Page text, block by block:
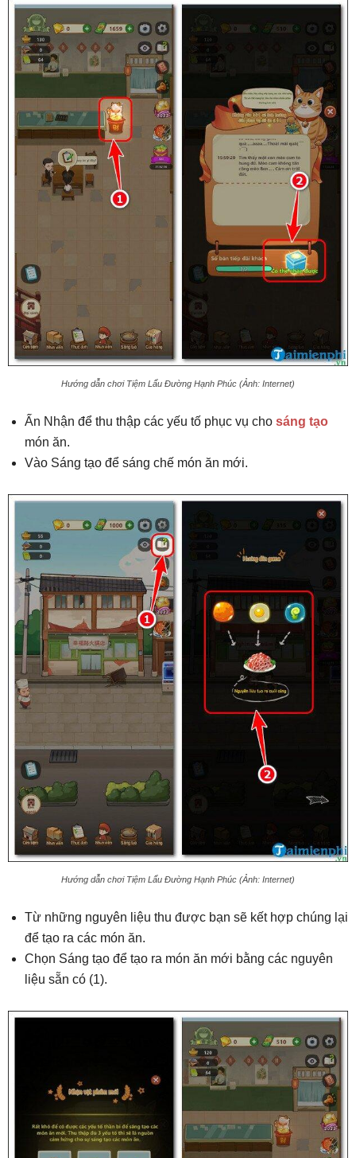
Hướng dẫn chơi Tiệm Lẩu Đường Hạnh Phúc (Ảnh: Internet)
Ấn Nhận để thu thập các yếu tố phục vụ cho sáng tạo
món ăn.
Vào Sáng tạo để sáng chế món ăn mới.
Hướng dẫn chơi Tiệm Lẩu Đường Hạnh Phúc (Ảnh: Internet)
Từ những nguyên liệu thu được bạn sẽ kết hợp chúng lại
để tạo ra các món ăn.
Chọn Sáng tạo để tạo ra món ăn mới bằng các nguyên
liệu sẵn có (1).